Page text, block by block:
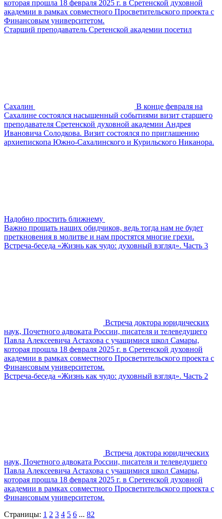
которая прошла 18 февраля 2025 г. в Сретенской духовной
академии в рамках совместного Просветительского проекта с
Финансовым университетом.
Старший преподаватель Сретенской академии посетил
Сахалин
В конце февраля на
Сахалине состоялся насыщенный событиями визит старшего
преподавателя Сретенской духовной академии Андрея
Ивановича Солодкова. Визит состоялся по приглашению
архиепископа Южно-Сахалинского и Курильского Никанора.
Надобно простить ближнему
Важно прощать наших обидчиков, ведь тогда нам не будет
преткновения в молитве и нам простятся многие грехи.
Встреча-беседа «Жизнь как чудо: духовный взгляд». Часть 3
Встреча доктора юридических
наук, Почетного адвоката России, писателя и телеведущего
Павла Алексеевича Астахова с учащимися школ Самары,
которая прошла 18 февраля 2025 г. в Сретенской духовной
академии в рамках совместного Просветительского проекта с
Финансовым университетом.
Встреча-беседа «Жизнь как чудо: духовный взгляд». Часть 2
Встреча доктора юридических
наук, Почетного адвоката России, писателя и телеведущего
Павла Алексеевича Астахова с учащимися школ Самары,
которая прошла 18 февраля 2025 г. в Сретенской духовной
академии в рамках совместного Просветительского проекта с
Финансовым университетом.
Страницы: 1 2 3 4 5 6 ... 82